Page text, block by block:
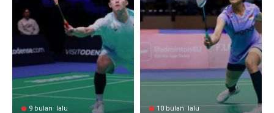
9 bulan lalu 10 bulan lalu